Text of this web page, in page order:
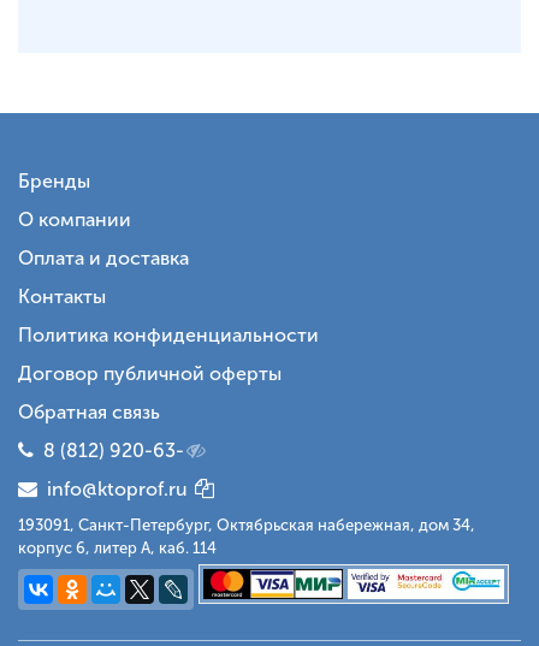
Бренды
О компании
Оплата и доставка
Контакты
Политика конфиденциальности
Договор публичной оферты
Обратная связь
8 (812) 920-63-
info@ktoprof.ru
193091, Санкт-Петербург, Октябрьская набережная, дом 34,
корпус 6, литер А, каб. 114